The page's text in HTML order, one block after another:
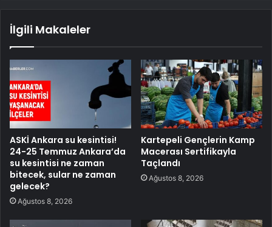
İlgili Makaleler
ASKİ Ankara su kesintisi!
24-25 Temmuz Ankara’da
su kesintisi ne zaman
bitecek, sular ne zaman
gelecek?
Ağustos 8, 2026
Kartepeli Gençlerin Kamp
Macerası Sertifikayla
Taçlandı
Ağustos 8, 2026